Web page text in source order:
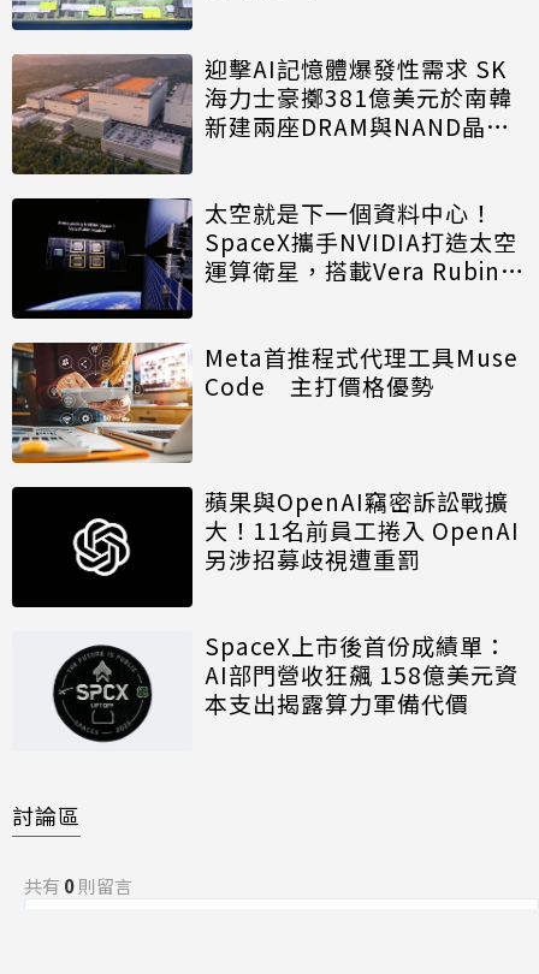
迎擊AI記憶體爆發性需求 SK
海力士豪擲381億美元於南韓
新建兩座DRAM與NAND晶圓
太空就是下一個資料中心！
SpaceX攜手NVIDIA打造太空
運算衛星，搭載Vera Rubin運
Meta首推程式代理工具Muse
Code 主打價格優勢
蘋果與OpenAI竊密訴訟戰擴
大！11名前員工捲入 OpenAI
另涉招募歧視遭重罰
SpaceX上市後首份成績單：
AI部門營收狂飆 158億美元資
本支出揭露算力軍備代價
討論區
共有 0則留言